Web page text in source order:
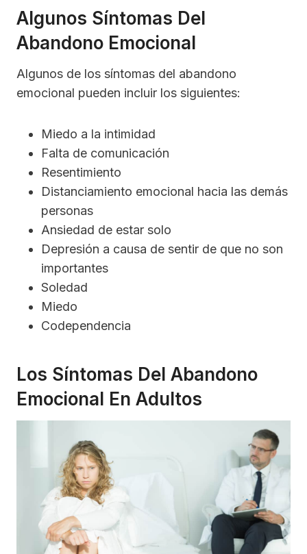
Algunos Síntomas Del
Abandono Emocional
Algunos de los síntomas del abandono
emocional pueden incluir los siguientes:
Miedo a la intimidad
Falta de comunicación
Resentimiento
Distanciamiento emocional hacia las demás
personas
Ansiedad de estar solo
Depresión a causa de sentir de que no son
importantes
Soledad
Miedo
Codependencia
Los Síntomas Del Abandono
Emocional En Adultos